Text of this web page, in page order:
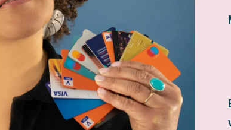
Skip navigatie